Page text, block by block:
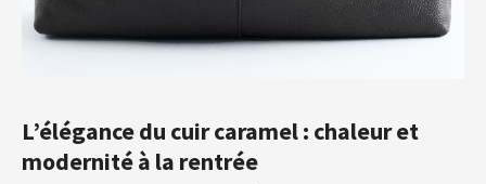
L’élégance du cuir caramel : chaleur et
modernité à la rentrée